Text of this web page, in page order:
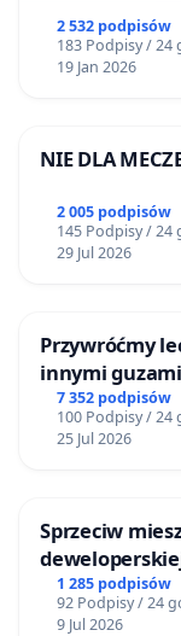
2 532 podpisów
183 Podpisy / 24
19 Jan 2026
NIE DLA
2 005 podpisów
145 Podpisy / 24
29 Jul 2026
Przywróćmy
innymi
Centrum
7 352 podpisów
100 Podpisy / 24
25 Jul 2026
Sprzeciw
Bulwarów
1 285 podpisów
92 Podpisy / 24
9 Jul 2026